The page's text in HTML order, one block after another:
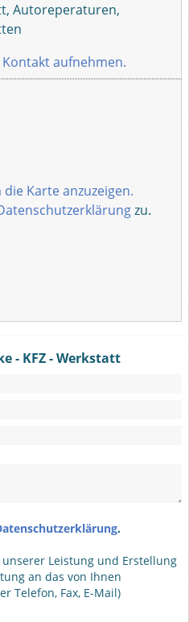
Autoreperaturen,
aufnehmen.
Karte anzuzeigen.
zu.
- KFZ - Werkstatt
.
Leistung und Erstellung
an das von Ihnen
Telefon, Fax, E-Mail)